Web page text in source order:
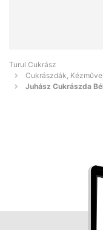
Turul Cukrász
Cukrászdák,
Juhász Cukrászda